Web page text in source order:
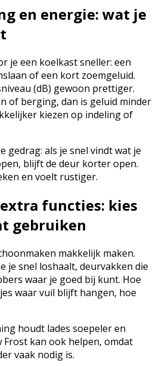
en energie: wat je
je een koelkast sneller: een
of een kort zoemgeluid.
(dB) gewoon prettiger.
of berging, dan is geluid minder
kiezen op indeling of
gedrag: als je snel vindt wat je
blijft de deur korter open.
en voelt rustiger.
functies: kies
gebruiken
makkelijk maken.
je snel loshaalt, deurvakken die
waar je goed bij kunt. Hoe
waar vuil blijft hangen, hoe
houdt lades soepeler en
kan ook helpen, omdat
vaak nodig is.